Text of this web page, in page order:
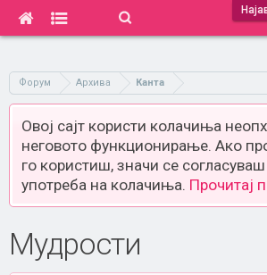
Форум Архива Канта
Овој сајт користи колачиња
неговото функционирање. Ако
го користиш, значи се
употреба на колачиња. Прочитај
Мудрости